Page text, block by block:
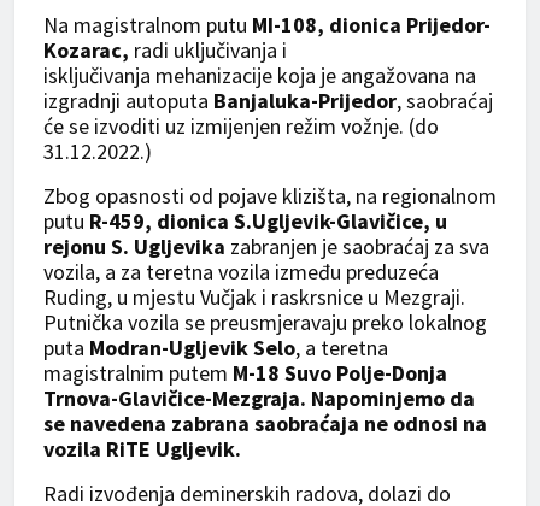
Na magistralnom putu MI-108, dionica Prijedor-
Kozarac, radi uključivanja i
isključivanja mehanizacije koja je angažovana na
izgradnji autoputa Banjaluka-Prijedor, saobraćaj
će se izvoditi uz izmijenjen režim vožnje. (do
31.12.2022.)
Zbog opasnosti od pojave klizišta, na regionalnom
putu R-459, dionica S.Ugljevik-Glavičice, u
rejonu S. Ugljevika zabranjen je saobraćaj za sva
vozila, a za teretna vozila između preduzeća
Ruding, u mjestu Vučjak i raskrsnice u Mezgraji.
Putnička vozila se preusmjeravaju preko lokalnog
puta Modran-Ugljevik Selo, a teretna
magistralnim putem M-18 Suvo Polje-Donja
Trnova-Glavičice-Mezgraja. Napominjemo da
se navedena zabrana saobraćaja ne odnosi na
vozila RiTE Ugljevik.
Radi izvođenja deminerskih radova, dolazi do